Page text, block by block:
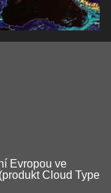
Evropou ve
Cloud Type